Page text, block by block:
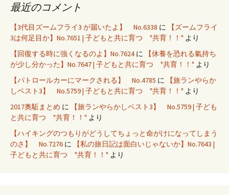
最近のコメント
【3代目ズームフライ3 が届いたよ】 No.6338 に
【ズームフライ
3は何足目か】No.7651 | 子どもと共に育つ "共育！！" より
【回復する時に強くなるのよ】No.7624に
【休養を恐れる氣持ち
が少し分かった】No.7647 | 子どもと共に育つ "共育！！" より
【パトロールカーにマークされる】 No.4785 に
【旅ランやらか
しベスト3】 No.5759 | 子どもと共に育つ "共育！！" より
2017奥駈まとめ に
【旅ランやらかしベスト3】 No.5759 | 子ども
と共に育つ "共育！！" より
【ハイキングのつもりがどうしてちょっと命がけになってしまう
のさ】 No.7276 に
【私の旅日記は面白いじゃないか】No.7643 |
子どもと共に育つ "共育！！" より